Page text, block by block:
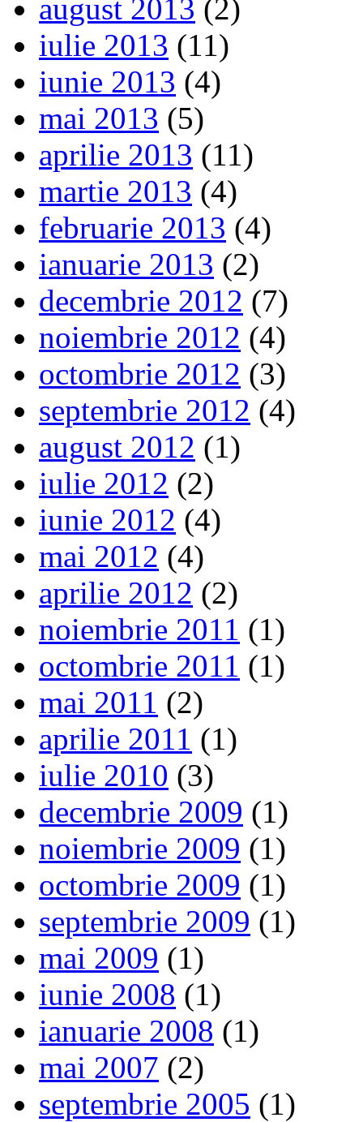
august 2013 (2)
iulie 2013 (11)
iunie 2013 (4)
mai 2013 (5)
aprilie 2013 (11)
martie 2013 (4)
februarie 2013 (4)
ianuarie 2013 (2)
decembrie 2012 (7)
noiembrie 2012 (4)
octombrie 2012 (3)
septembrie 2012 (4)
august 2012 (1)
iulie 2012 (2)
iunie 2012 (4)
mai 2012 (4)
aprilie 2012 (2)
noiembrie 2011 (1)
octombrie 2011 (1)
mai 2011 (2)
aprilie 2011 (1)
iulie 2010 (3)
decembrie 2009 (1)
noiembrie 2009 (1)
octombrie 2009 (1)
septembrie 2009 (1)
mai 2009 (1)
iunie 2008 (1)
ianuarie 2008 (1)
mai 2007 (2)
septembrie 2005 (1)